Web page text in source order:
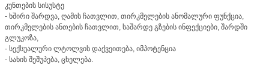
კუნთების სისუსტე
- ხშირი შარდვა, ღამის ჩათვლით, თირკმელების ანომალური ფუნქცია,
თირკმელების ანთების ჩათვლით, საშარდე გზების ინფექციები, შარდში
გლუკოზა,
- სექსუალური ლტოლვის დაქვეითება, იმპოტენცია
- სახის შეშუპება, ცხელება.